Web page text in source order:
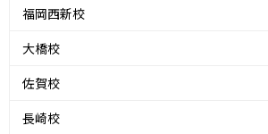
福岡西新校
大橋校
佐賀校
長崎校